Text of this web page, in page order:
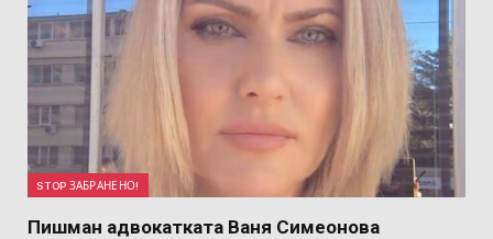
STOP ЗАБРАНЕНО!
Пишман адвокатката Ваня Симеонова